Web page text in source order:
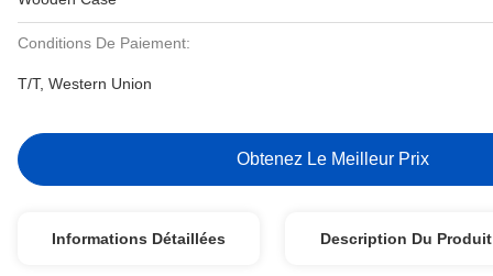
Conditions De Paiement:
T/T, Western Union
Obtenez Le Meilleur Prix
Informations Détaillées Description Du Produit